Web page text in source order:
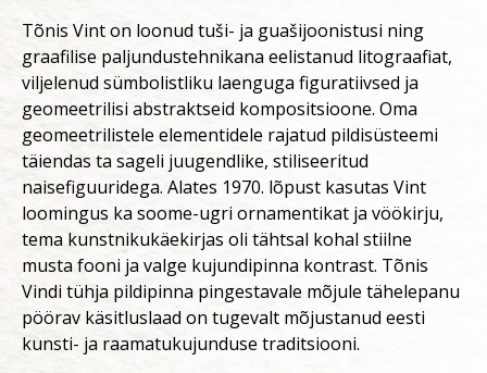
Tõnis Vint on loonud tuši- ja guašijoonistusi ning
graafilise paljundustehnikana eelistanud litograafiat,
viljelenud sümbolistliku laenguga figuratiivsed ja
geomeetrilisi abstraktseid kompositsioone. Oma
geomeetrilistele elementidele rajatud pildisüsteemi
täiendas ta sageli juugendlike, stiliseeritud
naisefiguuridega. Alates 1970. lõpust kasutas Vint
loomingus ka soome-ugri ornamentikat ja vöökirju,
tema kunstnikukäekirjas oli tähtsal kohal stiilne
musta fooni ja valge kujundipinna kontrast. Tõnis
Vindi tühja pildipinna pingestavale mõjule tähelepanu
pöörav käsitluslaad on tugevalt mõjustanud eesti
kunsti- ja raamatukujunduse traditsiooni.